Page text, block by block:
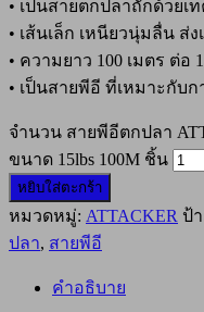
• เป็นสายตกปลาถักด้วยเ
• เส้นเล็ก เหนียวนุ่มลื่น ส่
• ความยาว 100 เมตร ต่อ
• เป็นสายพีอี ที่เหมาะกับ
จำนวน สายพีอีตกปลา
ขนาด 15lbs 100M ชิ้น
หยิบใส่ตะกร้า
หมวดหมู่: ATTACKER ป้
ปลา, สายพีอี
คำอธิบาย